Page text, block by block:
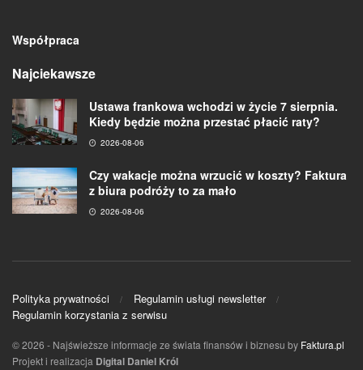
Współpraca
Najciekawsze
Ustawa frankowa wchodzi w życie 7 sierpnia.
Kiedy będzie można przestać płacić raty?
2026-08-06
Czy wakacje można wrzucić w koszty? Faktura
z biura podróży to za mało
2026-08-06
Polityka prywatności
Regulamin usługi newsletter
Regulamin korzystania z serwisu
© 2026 - Najświeższe informacje ze świata finansów i biznesu by Faktura.pl
Projekt i realizacja Digital Daniel Król